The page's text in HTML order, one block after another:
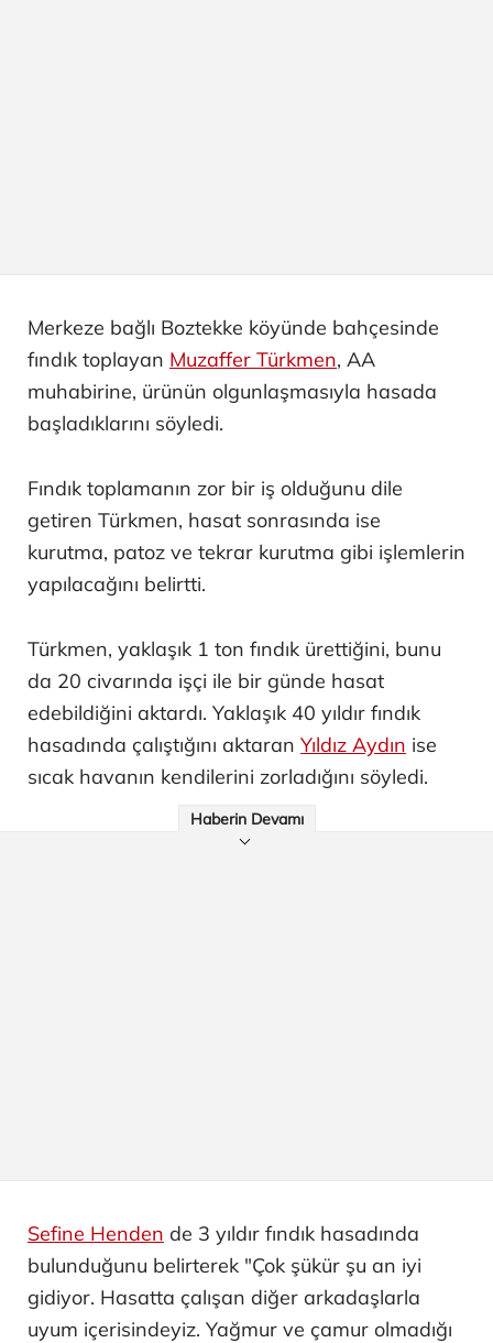
Merkeze bağlı Boztekke köyünde bahçesinde
fındık toplayan Muzaffer Türkmen, AA
muhabirine, ürünün olgunlaşmasıyla hasada
başladıklarını söyledi.
Fındık toplamanın zor bir iş olduğunu dile
getiren Türkmen, hasat sonrasında ise
kurutma, patoz ve tekrar kurutma gibi işlemlerin
yapılacağını belirtti.
Türkmen, yaklaşık 1 ton fındık ürettiğini, bunu
da 20 civarında işçi ile bir günde hasat
edebildiğini aktardı. Yaklaşık 40 yıldır fındık
hasadında çalıştığını aktaran Yıldız Aydın ise
sıcak havanın kendilerini zorladığını söyledi.
Haberin Devamı
Sefine Henden de 3 yıldır fındık hasadında
bulunduğunu belirterek "Çok şükür şu an iyi
gidiyor. Hasatta çalışan diğer arkadaşlarla
uyum içerisindeyiz. Yağmur ve çamur olmadığı